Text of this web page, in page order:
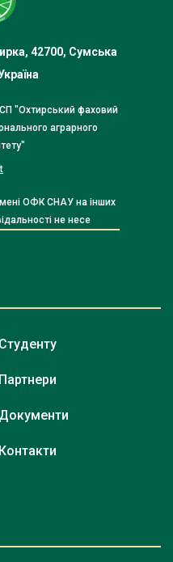
42700, Сумська
"Охтирський фаховий
аграрного
ОФК СНАУ на інших
не несе
Студенту
Партнери
Документи
Контакти